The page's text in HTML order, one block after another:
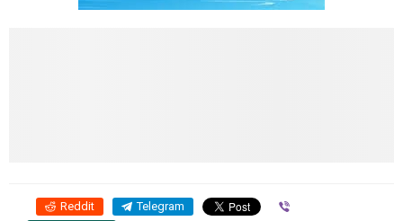
Reddit Telegram